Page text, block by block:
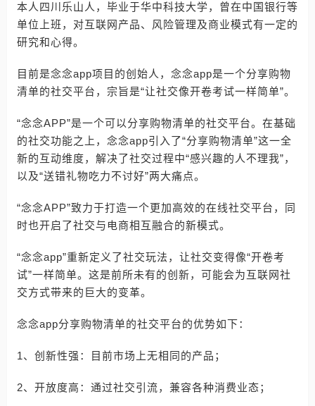
本人四川乐山人，毕业于华中科技大学，曾在中国银行等
单位上班，对互联网产品、风险管理及商业模式有一定的
研究和心得。
目前是念念app项目的创始人，念念app是一个分享购物
清单的社交平台，宗旨是“让社交像开卷考试一样简单”。
“念念APP”是一个可以分享购物清单的社交平台。在基础
的社交功能之上，念念app引入了“分享购物清单”这一全
新的互动维度，解决了社交过程中“感兴趣的人不理我”，
以及“送错礼物吃力不讨好”两大痛点。
“念念APP”致力于打造一个更加高效的在线社交平台，同
时也开启了社交与电商相互融合的新模式。
“念念app”重新定义了社交玩法，让社交变得像“开卷考
试”一样简单。这是前所未有的创新，可能会为互联网社
交方式带来的巨大的变革。
念念app分享购物清单的社交平台的优势如下：
1、创新性强：目前市场上无相同的产品；
2、开放度高：通过社交引流，兼容各种消费业态；